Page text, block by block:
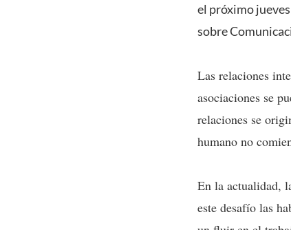
el próximo
sobre
Las relaciones
asociaciones se
relaciones se
humano no
En la actualidad,
este desafío las